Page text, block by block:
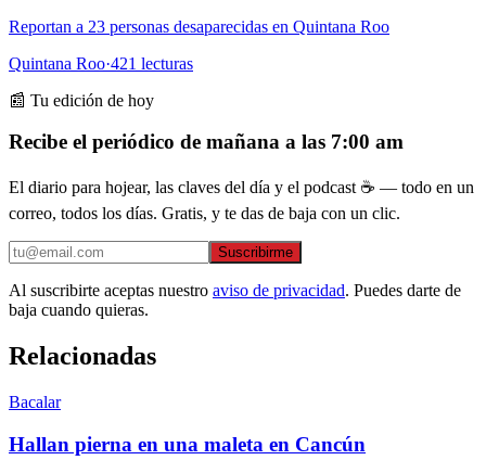
Reportan a 23 personas desaparecidas en Quintana Roo
Quintana Roo·421 lecturas
📰 Tu edición de hoy
Recibe el periódico de mañana a las 7:00 am
El diario para hojear, las claves del día y el podcast ☕ — todo en un
correo, todos los días. Gratis, y te das de baja con un clic.
Suscribirme
Al suscribirte aceptas nuestro aviso de privacidad. Puedes darte de
baja cuando quieras.
Relacionadas
Bacalar
Hallan pierna en una maleta en Cancún